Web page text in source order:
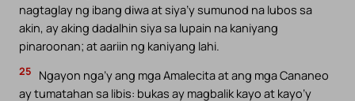
nagtaglay ng ibang diwa at siya’y sumunod na lubos sa
akin, ay aking dadalhin siya sa lupain na kaniyang
pinaroonan; at aariin ng kaniyang lahi.
25
Ngayon nga’y ang mga Amalecita at ang mga Cananeo
ay tumatahan sa libis: bukas ay magbalik kayo at kayo’y